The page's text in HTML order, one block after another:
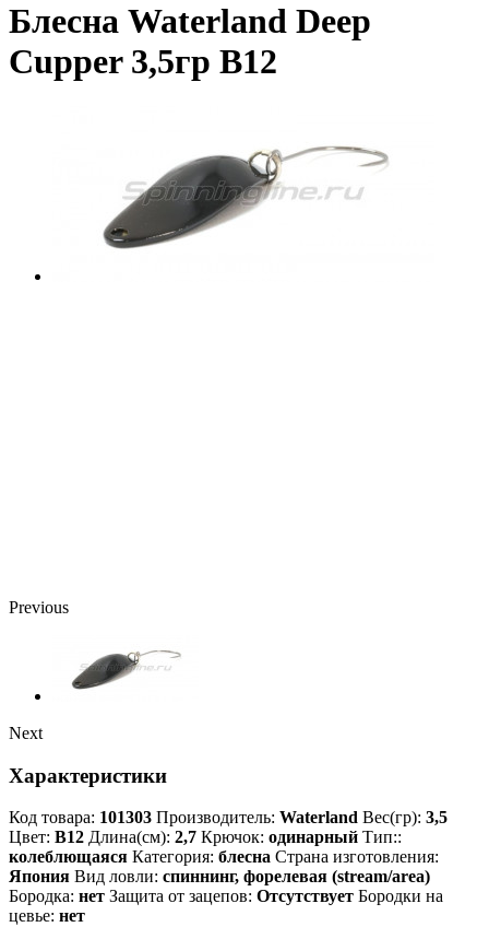
Блесна Waterland Deep
Cupper 3,5гр B12
Previous
Next
Характеристики
Код товара: 101303 Производитель: Waterland Вес(гр): 3,5
Цвет: B12 Длина(см): 2,7 Крючок: одинарный Тип::
колеблющаяся Категория: блесна Страна изготовления:
Япония Вид ловли: спиннинг, форелевая (stream/area)
Бородка: нет Защита от зацепов: Отсутствует Бородки на
цевье: нет